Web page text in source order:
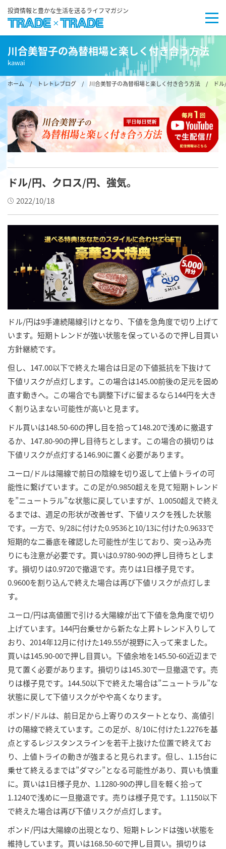
投資情報と豊かな生活を送るライフマガジン
川合美智子の為替相場と楽しく付き合う方法
kawai
ホーム/ トレトレブログ / 川合美智子の為替相場と楽しく付き合う方法 / ドル/
ドル/円、クロス/円、強気。
2022/10/18
ドル/円は9手連続陽線引けとなり、下値を急角度で切り上げて
います。短期トレンドが強い状態を保っているので押し目買い
方針継続です。
但し、147.00以下で終えた場合は日足の下値抵抗を下抜けて
下値リスクが点灯します。この場合は145.00前後の足元を固め
直す動きへ。この場合でも調整下げに留まるなら144円を大き
く割り込まない可能性が高いと見ます。
ドル買いは148.50-60の押し目を拾って148.20で浅めに撤退す
るか、147.80-90の押し目待ちとします。この場合の損切りは
下値リスクが点灯する146.90に置く必要があります。
ユーロ/ドルは陽線で前日の陰線を切り返して上値トライの可
能性に繋げています。この足が0.9850超えを見て短期トレンド
を”ニュートラル”な状態に戻していますが、1.0050超えで終え
るまでは、週足の形状が改善せず、下値リスクを残した状態
です。一方で、9/28に付けた0.9536と10/13に付けた0.9633で
短期的な二番底を確認した可能性が生じており、突っ込み売
りにも注意が必要です。買いは0.9780-90の押し目待ちとしま
す。損切りは0.9720で撤退です。売りは1日様子見です。
0.9600を割り込んで終えた場合は再び下値リスクが点灯しま
す。
ユーロ/円は高値圏で引ける大陽線が出て下値を急角度で切り
上げています。144円台乗せから新たな上昇トレンド入りして
おり、2014年12月に付けた149.55が視野に入って来ました。
買いは145.90-00で押し目買い。下値余地を145.50-60近辺まで
見て置く必要があります。損切りは145.30で一旦撤退です。売
りは様子見です。144.50以下で終えた場合は”ニュートラル”な
状態に戻して下値リスクがやや高くなります。
ポンド/ドルは、前日足から上寄りのスタートとなり、高値引
けの陽線で終えています。この足が、8/10に付けた1.2276を基
点とするレジスタンスラインを若干上抜けた位置で終えてお
り、上値トライの動きが強まると見られます。但し、1.15台に
乗せて終えるまでは”ダマシ”となる可能性があり、買いも慎重
に。買いは1日様子見か、1.1280-90の押し目を軽く拾って
1.1240で浅めに一旦撤退です。売りは様子見です。1.1150以下
で終えた場合は再び下値リスクが点灯します。
ポンド/円は大陽線の出現となり、短期トレンドは強い状態を
維持しています。買いは168.50-60で押し目買い。損切りは